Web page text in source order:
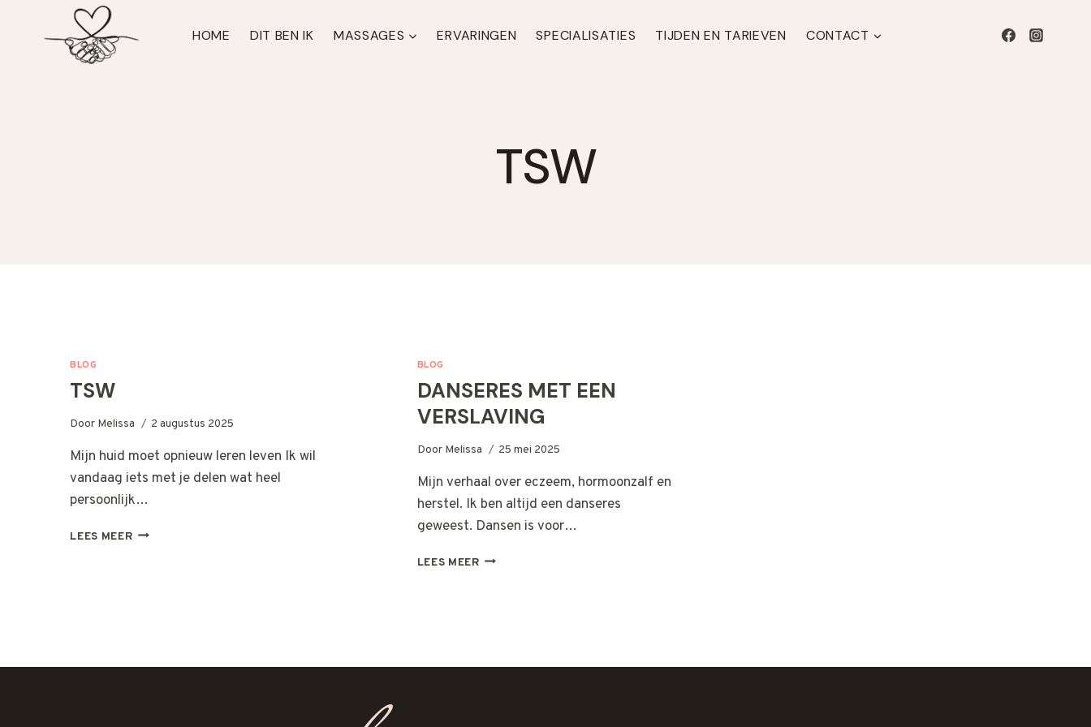
HOME DIT BEN IK MASSAGES ERVARINGEN SPECIALISATIES TIJDEN EN TARIEVEN CONTACT
TSW
BLOG
TSW
Door Melissa 2 augustus 2025
Mijn huid moet opnieuw leren leven Ik wil
vandaag iets met je delen wat heel
persoonlijk…
LEES MEERTSW
BLOG
DANSERES MET EEN
VERSLAVING
Door Melissa 25 mei 2025
Mijn verhaal over eczeem, hormoonzalf en
herstel. Ik ben altijd een danseres
geweest. Dansen is voor…
LEES MEERDANSERES